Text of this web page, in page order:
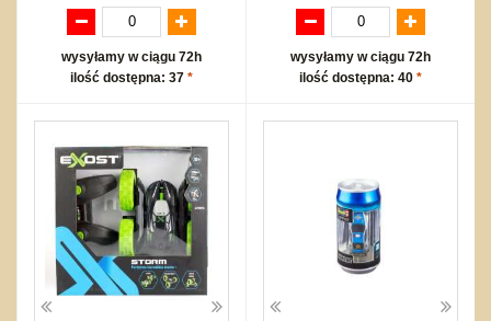
wysyłamy w ciągu 72h
ilość dostępna: 37 *
wysyłamy w ciągu 72h
ilość dostępna: 40 *